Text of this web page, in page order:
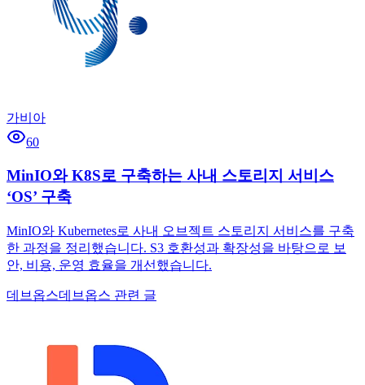
가비아
60
MinIO와 K8S로 구축하는 사내 스토리지 서비스
‘OS’ 구축
MinIO와 Kubernetes로 사내 오브젝트 스토리지 서비스를 구축
한 과정을 정리했습니다. S3 호환성과 확장성을 바탕으로 보
안, 비용, 운영 효율을 개선했습니다.
데브옵스데브옵스 관련 글